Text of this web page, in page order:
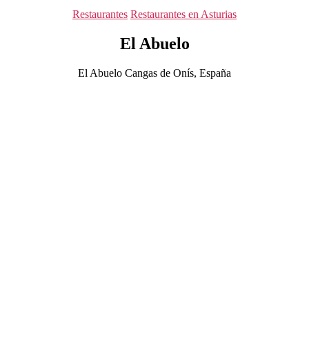
Categorías
Restaurantes Restaurantes en Asturias
El Abuelo
El Abuelo Cangas de Onís, España